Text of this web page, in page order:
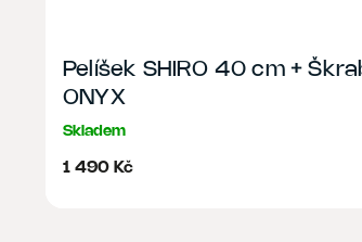
Pelíšek SHIRO 40 cm +
ONYX
Skladem
1 490 Kč